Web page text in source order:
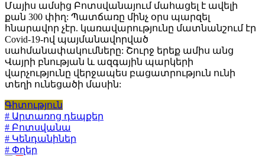
Մայիս ամսից Բոտսվանայում մահացել է ավելի
քան 300 փիղ: Պատճառը մինչ օրս պարզել
հնարավոր չէր. կառավարությունը մատնանշում էր
Covid-19-ով պայմանավորված
սահմանափակումները: Շուրջ երեք ամիս անց
Վայրի բնության և ազգային պարկերի
վարչությունը վերջապես բացատրություն ունի
տեղի ունեցածի մասին:
Գիտություն
# Արտառոց դեպքեր
# Բոտսվանա
# Կենդանիներ
# Փղեր